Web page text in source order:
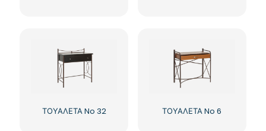
ΤΟΥΑΛΕΤΑ No 32 ΤΟΥΑΛΕΤΑ No 6